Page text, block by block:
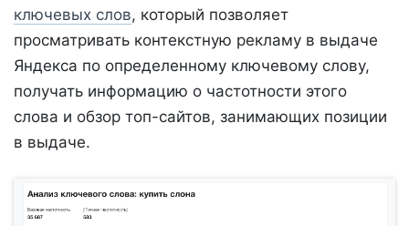
ключевых слов, который позволяет
просматривать контекстную рекламу в выдаче
Яндекса по определенному ключевому слову,
получать информацию о частотности этого
слова и обзор топ-сайтов, занимающих позиции
в выдаче.